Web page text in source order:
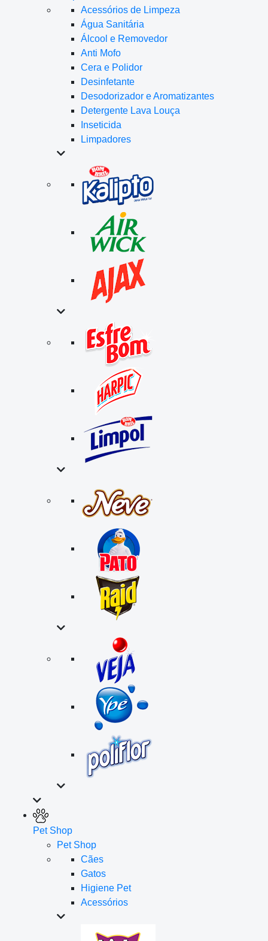
Acessórios de Limpeza
Água Sanitária
Álcool e Removedor
Anti Mofo
Cera e Polidor
Desinfetante
Desodorizador e Aromatizantes
Detergente Lava Louça
Inseticida
Limpadores
Pet Shop
Pet Shop
Cães
Gatos
Higiene Pet
Acessórios